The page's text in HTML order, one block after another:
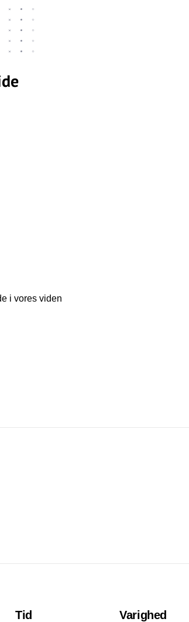
i vores viden
Tid Varighed